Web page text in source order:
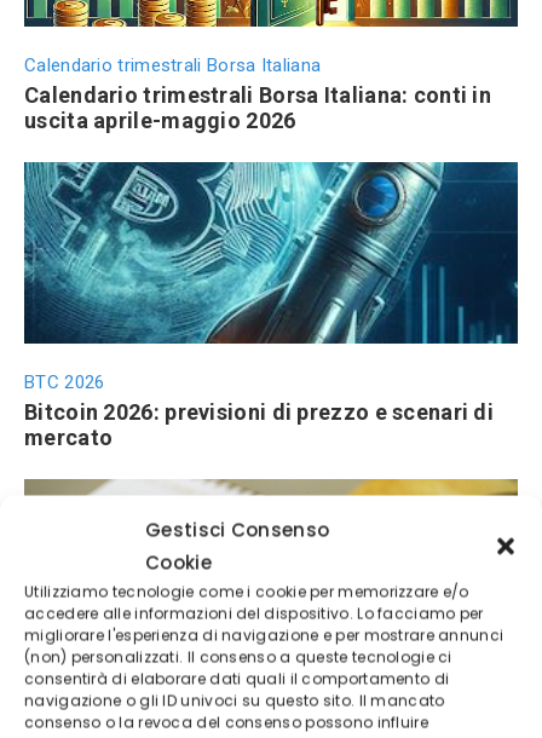
Gestisci Consenso
Cookie
Utilizziamo tecnologie come i cookie per memorizzare e/o
accedere alle informazioni del dispositivo. Lo facciamo per
migliorare l'esperienza di navigazione e per mostrare annunci
(non) personalizzati. Il consenso a queste tecnologie ci
consentirà di elaborare dati quali il comportamento di
navigazione o gli ID univoci su questo sito. Il mancato
consenso o la revoca del consenso possono influire
Calendario trimestrali Borsa Italiana
Calendario trimestrali Borsa Italiana: conti in
uscita aprile-maggio 2026
BTC 2026
Bitcoin 2026: previsioni di prezzo e scenari di
mercato
Prezzo Oro
Oro verso 6.000 dollari? Le nuove previsioni di